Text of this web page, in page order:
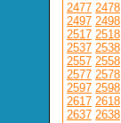
2477 2478
2497 2498
2517 2518
2537 2538
2557 2558
2577 2578
2597 2598
2617 2618
2637 2638